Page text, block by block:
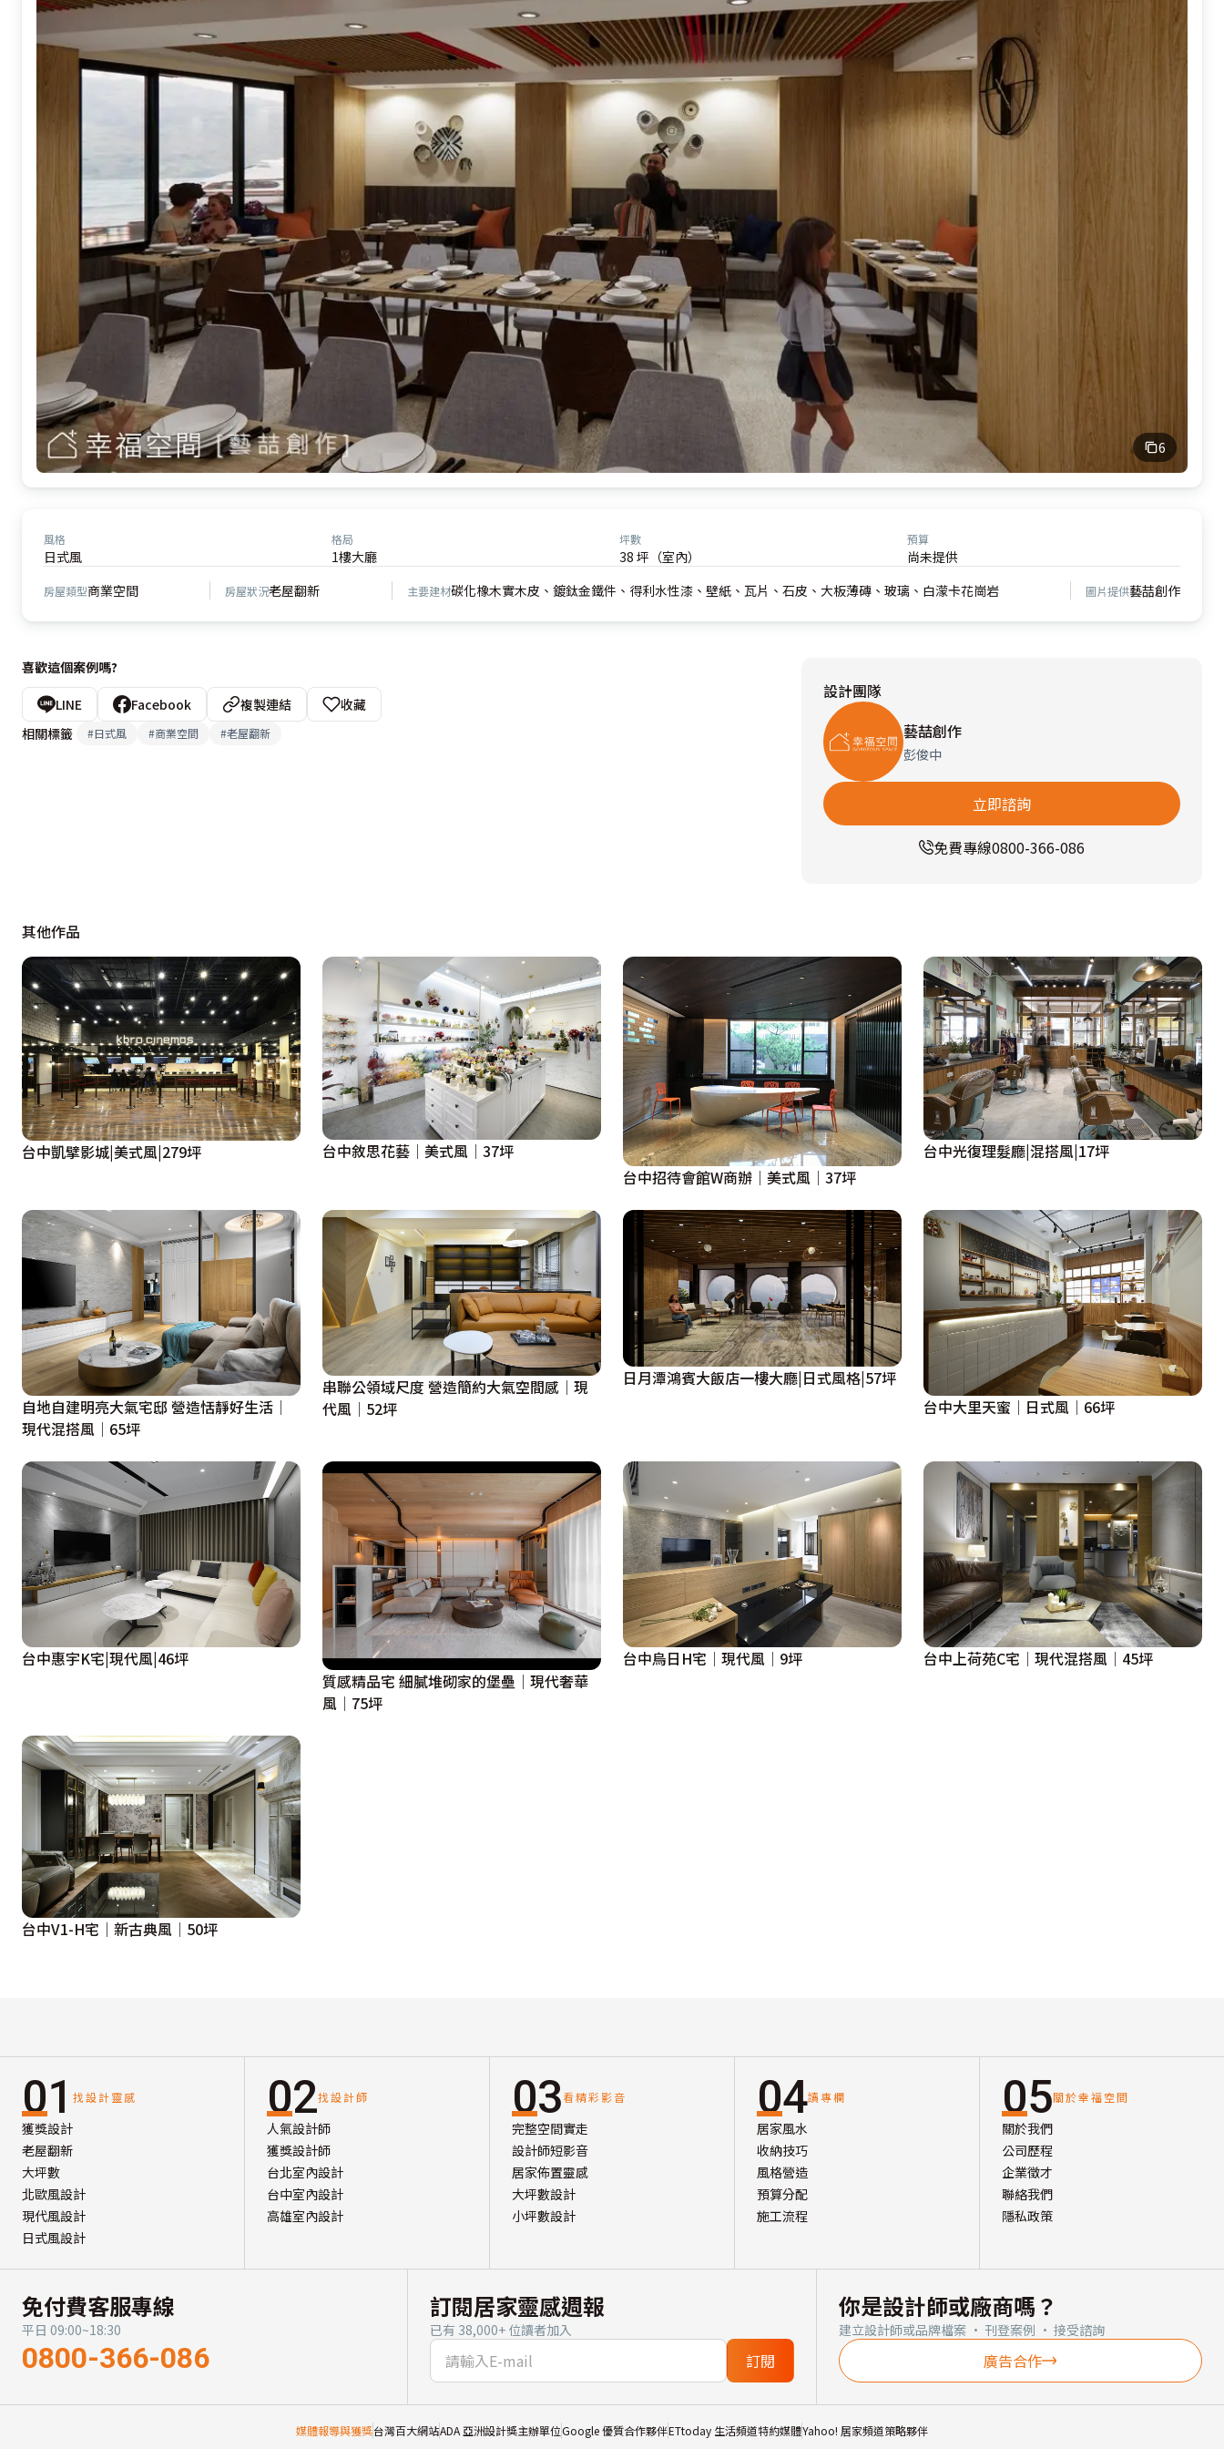
6
風格
日式風
格局
1樓大廳
坪數
38 坪（室內）
預算
尚未提供
房屋類型商業空間 房屋狀況老屋翻新 主要建材碳化橡木實木皮、鍍鈦金鐵件、得利水性漆、壁紙、瓦片、石皮、大板薄磚、玻璃、白濛卡花崗岩 圖片提供藝喆創作
喜歡這個案例嗎?
LINE Facebook 複製連結
收藏
相關標籤
#日式風 #商業空間 #老屋翻新
設計團隊
藝喆創作
彭俊中
立即諮詢
免費專線0800-366-086
其他作品
台中凱擘影城|美式風|279坪
台中敘思花藝│美式風│37坪
台中招待會館W商辦│美式風│37坪
台中光復理髮廳|混搭風|17坪
自地自建明亮大氣宅邸 營造恬靜好生活│
現代混搭風│65坪
串聯公領域尺度 營造簡約大氣空間感│現
代風│52坪
日月潭鴻賓大飯店一樓大廳|日式風格|57坪
台中大里天蜜│日式風│66坪
台中惠宇K宅|現代風|46坪
質感精品宅 細膩堆砌家的堡壘│現代奢華
風│75坪
台中烏日H宅│現代風│9坪 台中上荷苑C宅│現代混搭風│45坪
台中V1-H宅│新古典風│50坪
01 找設計靈感
獲獎設計
老屋翻新
大坪數
北歐風設計
現代風設計
日式風設計
02找設計師
人氣設計師
獲獎設計師
台北室內設計
台中室內設計
高雄室內設計
03看精彩影音
完整空間實走
設計師短影音
居家佈置靈感
大坪數設計
小坪數設計
04讀專欄
居家風水
收納技巧
風格營造
預算分配
施工流程
05關於幸福空間
關於我們
公司歷程
企業徵才
聯絡我們
隱私政策
免付費客服專線
平日 09:00~18:30
0800-366-086
訂閱居家靈感週報
已有 38,000+ 位讀者加入
訂閱
你是設計師或廠商嗎？
建立設計師或品牌檔案 · 刊登案例 · 接受諮詢
廣告合作
媒體報導與獲獎台灣百大網站ADA 亞洲設計獎主辦單位Google 優質合作夥伴ETtoday 生活頻道特約媒體Yahoo! 居家頻道策略夥伴